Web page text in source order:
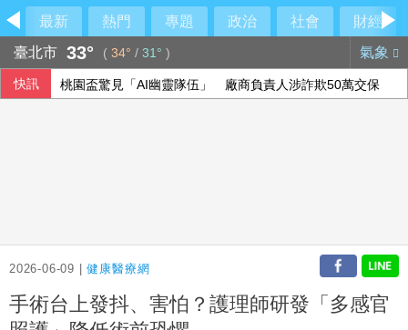
最新 熱門 專題 政治 社會
財經
臺北市 33° ( 34° / 31° ) 氣象
快訊 桃園盃驚見「AI幽靈隊伍」 廠商負責人涉詐欺50萬交保
2026-06-09 |健康醫療網
手術台上發抖、害怕？護理師研發「多感官